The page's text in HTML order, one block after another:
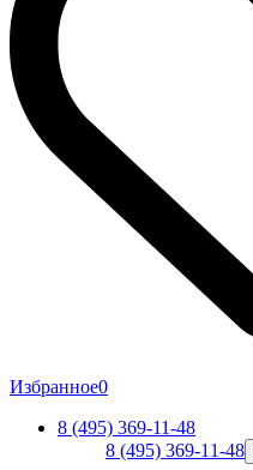
Избранное0
8 (495) 369-11-48
8 (495) 369-11-48